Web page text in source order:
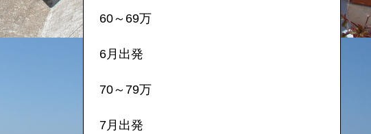
60～69万
6月出発
70～79万
7月出発